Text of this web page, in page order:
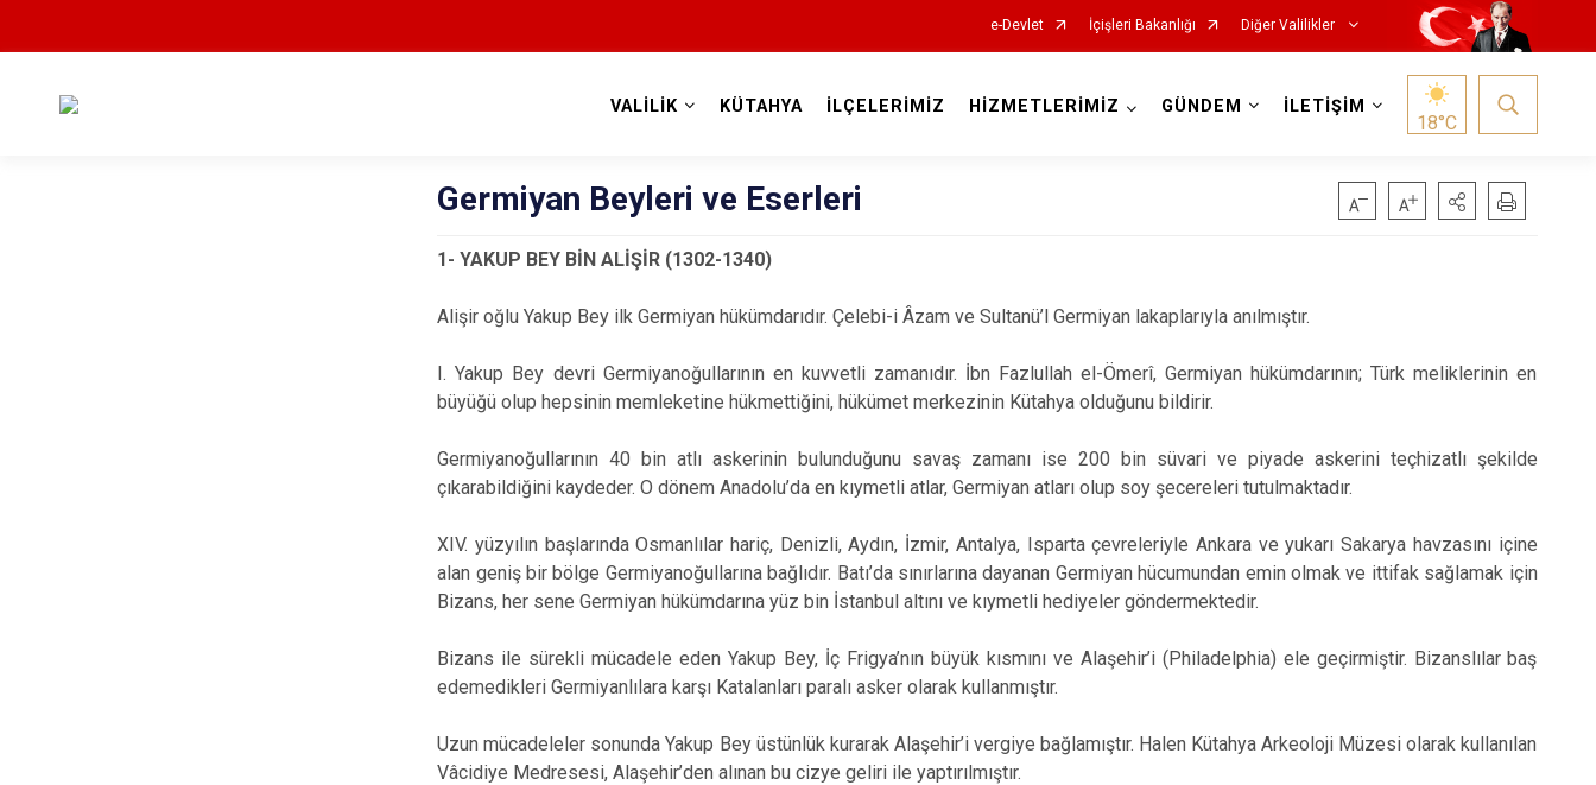
e-Devlet İçişleri Bakanlığı Diğer Valilikler
VALİLİK KÜTAHYA İLÇELERİMİZ HİZMETLERİMİZ GÜNDEM İLETİŞİM
18°C
Germiyan Beyleri ve Eserleri
1- YAKUP BEY BİN ALİŞİR (1302-1340)
Alişir oğlu Yakup Bey ilk Germiyan hükümdarıdır. Çelebi-i Âzam ve Sultanü’l Germiyan lakaplarıyla anılmıştır.
I. Yakup Bey devri Germiyanoğullarının en kuvvetli zamanıdır. İbn Fazlullah el-Ömerî, Germiyan hükümdarının; Türk meliklerinin en
büyüğü olup hepsinin memleketine hükmettiğini, hükümet merkezinin Kütahya olduğunu bildirir.
Germiyanoğullarının 40 bin atlı askerinin bulunduğunu savaş zamanı ise 200 bin süvari ve piyade askerini teçhizatlı şekilde
çıkarabildiğini kaydeder. O dönem Anadolu’da en kıymetli atlar, Germiyan atları olup soy şecereleri tutulmaktadır.
XIV. yüzyılın başlarında Osmanlılar hariç, Denizli, Aydın, İzmir, Antalya, Isparta çevreleriyle Ankara ve yukarı Sakarya havzasını içine
alan geniş bir bölge Germiyanoğullarına bağlıdır. Batı’da sınırlarına dayanan Germiyan hücumundan emin olmak ve ittifak sağlamak için
Bizans, her sene Germiyan hükümdarına yüz bin İstanbul altını ve kıymetli hediyeler göndermektedir.
Bizans ile sürekli mücadele eden Yakup Bey, İç Frigya’nın büyük kısmını ve Alaşehir’i (Philadelphia) ele geçirmiştir. Bizanslılar baş
edemedikleri Germiyanlılara karşı Katalanları paralı asker olarak kullanmıştır.
Uzun mücadeleler sonunda Yakup Bey üstünlük kurarak Alaşehir’i vergiye bağlamıştır. Halen Kütahya Arkeoloji Müzesi olarak kullanılan
Vâcidiye Medresesi, Alaşehir’den alınan bu cizye geliri ile yaptırılmıştır.